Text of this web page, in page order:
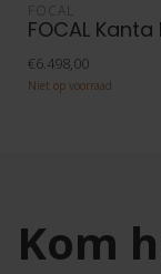
FOCAL
FOCAL Kanta
€6.498,00
Niet op voorraad
Kom